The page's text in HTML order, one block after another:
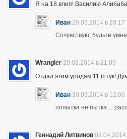
Я на 18 влип! Василию
Иван 29.03.2014 в 20:17
Сочувствую, будьте
Wrangler 29.03.2014 в 21:09
Отдал этим уродам 11 штук!
Иван 30.03.2014 в 12:06
попытка не пытка…
Геннадий Литвинов 02.04.2014